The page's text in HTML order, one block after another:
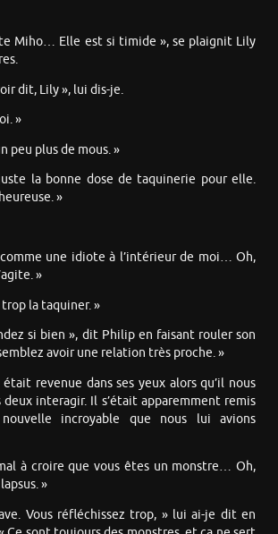
Miho… Elle est si timide », se plaignit Lily
dit, Lily », lui dis-je.
»
peu plus de mous. »
la bonne dose de taquinerie pour elle.
»
une idiote à l’intérieur de moi… Oh,
»
trop la taquiner. »
si bien », dit Philip en faisant rouler son
avoir une relation très proche. »
revenue dans ses yeux alors qu’il nous
interagir. Il s’était apparemment remis
incroyable que nous lui avions
à croire que vous êtes un monstre… Oh,
»
Vous réfléchissez trop, » lui ai-je dit en